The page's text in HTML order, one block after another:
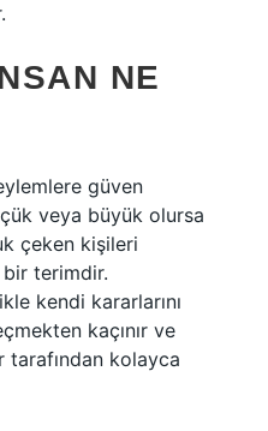
NE
güven
veya büyük olursa
çeken kişileri
bir terimdir.
kendi kararlarını
kaçınır ve
tarafından kolayca